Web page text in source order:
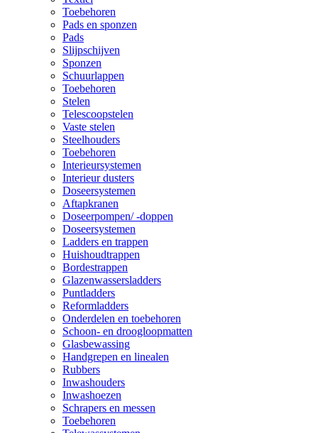
Toebehoren
Pads en sponzen
Pads
Slijpschijven
Sponzen
Schuurlappen
Toebehoren
Stelen
Telescoopstelen
Vaste stelen
Steelhouders
Toebehoren
Interieursystemen
Interieur dusters
Doseersystemen
Aftapkranen
Doseerpompen/ -doppen
Doseersystemen
Ladders en trappen
Huishoudtrappen
Bordestrappen
Glazenwassersladders
Puntladders
Reformladders
Onderdelen en toebehoren
Schoon- en droogloopmatten
Glasbewassing
Handgrepen en linealen
Rubbers
Inwashouders
Inwashoezen
Schrapers en messen
Toebehoren